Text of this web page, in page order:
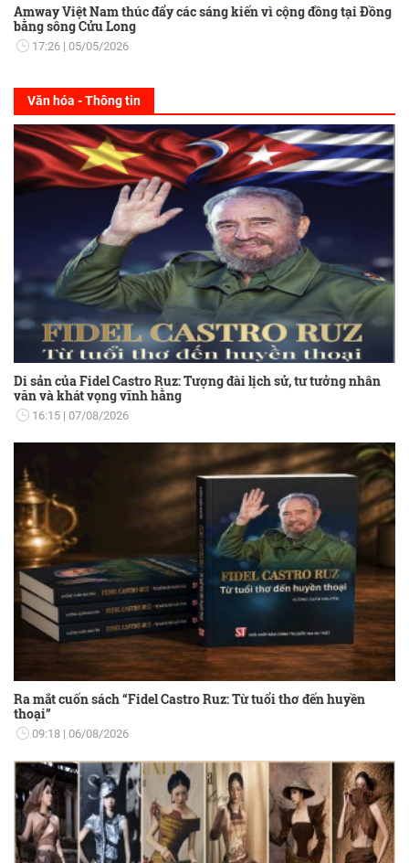
Amway Việt Nam thúc đẩy các sáng kiến vì cộng đồng tại Đồng
bằng sông Cửu Long
17:26 05/05/2026
Văn hóa - Thông tin
Di sản của Fidel Castro Ruz: Tượng đài lịch sử, tư tưởng nhân
văn và khát vọng vĩnh hằng
16:15 07/08/2026
Ra mắt cuốn sách “Fidel Castro Ruz: Từ tuổi thơ đến huyền
thoại”
09:18 06/08/2026